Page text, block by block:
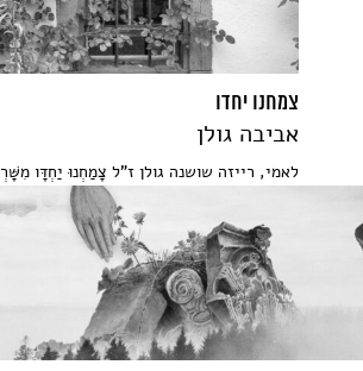
צמחנו יחדו
אביבה גולן
לאמי, רייזה שושנה גולן ז"ל צָמַחְנוּ יַחְדָּו